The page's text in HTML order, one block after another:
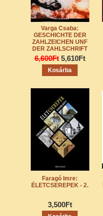
Varga Csaba:
GESCHICHTE DER
ZAHLZEICHEN UNF
DER ZAHLSCHRIFT
6,600Ft 5,610Ft
Faragó Imre:
ÉLETCSEREPEK - 2.
3,500Ft